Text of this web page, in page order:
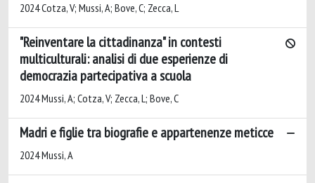
2024 Cotza, V; Mussi, A; Bove, C; Zecca, L
"Reinventare la cittadinanza" in contesti
multiculturali: analisi di due esperienze di
democrazia partecipativa a scuola
2024 Mussi, A; Cotza, V; Zecca, L; Bove, C
Madri e figlie tra biografie e appartenenze meticce
2024 Mussi, A